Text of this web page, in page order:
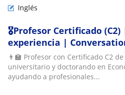
Inglés
🎖️Profesor Certificado (C2)
experiencia |
Vocabulary & Business
👨‍🏫 Profesor con Certificado C2
universitario y doctorando en
ayudando a profesionales...